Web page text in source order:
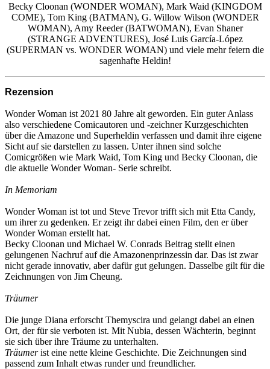
Becky Cloonan (WONDER WOMAN), Mark Waid (KINGDOM
COME), Tom King (BATMAN), G. Willow Wilson (WONDER
WOMAN), Amy Reeder (BATWOMAN), Evan Shaner
(STRANGE ADVENTURES), José Luis García-López
(SUPERMAN vs. WONDER WOMAN) und viele mehr feiern die
sagenhafte Heldin!
Rezension
Wonder Woman ist 2021 80 Jahre alt geworden. Ein guter Anlass
also verschiedene Comicautoren und -zeichner Kurzgeschichten
über die Amazone und Superheldin verfassen und damit ihre eigene
Sicht auf sie darstellen zu lassen. Unter ihnen sind solche
Comicgrößen wie Mark Waid, Tom King und Becky Cloonan, die
die aktuelle Wonder Woman- Serie schreibt.
In Memoriam
Wonder Woman ist tot und Steve Trevor trifft sich mit Etta Candy,
um ihrer zu gedenken. Er zeigt ihr dabei einen Film, den er über
Wonder Woman erstellt hat.
Becky Cloonan und Michael W. Conrads Beitrag stellt einen
gelungenen Nachruf auf die Amazonenprinzessin dar. Das ist zwar
nicht gerade innovativ, aber dafür gut gelungen. Dasselbe gilt für die
Zeichnungen von Jim Cheung.
Träumer
Die junge Diana erforscht Themyscira und gelangt dabei an einen
Ort, der für sie verboten ist. Mit Nubia, dessen Wächterin, beginnt
sie sich über ihre Träume zu unterhalten.
Träumerist eine nette kleine Geschichte. Die Zeichnungen sind
passend zum Inhalt etwas runder und freundlicher.